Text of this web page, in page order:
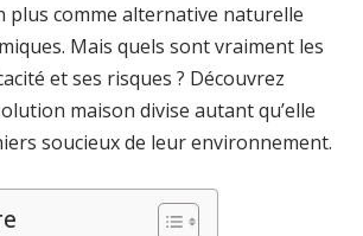
plus comme alternative naturelle
Mais quels sont vraiment les
et ses risques ? Découvrez
maison divise autant qu’elle
soucieux de leur environnement.